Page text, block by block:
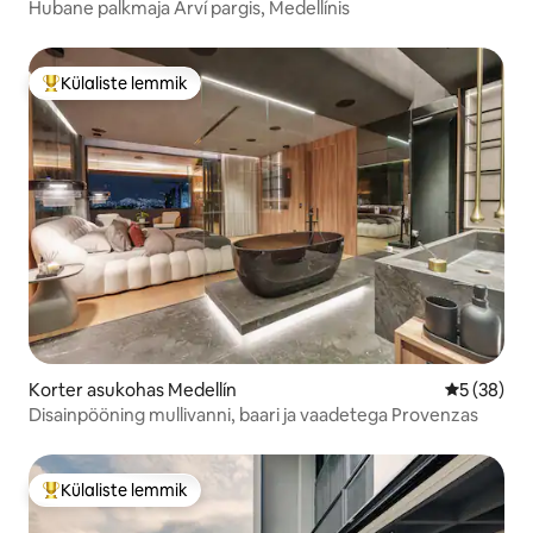
Hubane palkmaja Arví pargis, Medellínis
Külaliste suur lemmik
Külaliste lemmik
Korter asukohas Medellín Keskmine
5 (38)
Disainpööning mullivanni, baari ja vaadetega Provenzas
Külaliste suur lemmik
Külaliste lemmik